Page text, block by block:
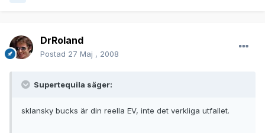
DrRoland
Postad 27 Maj , 2008
Supertequila säger:
sklansky bucks är din reella EV, inte det verkliga utfallet.